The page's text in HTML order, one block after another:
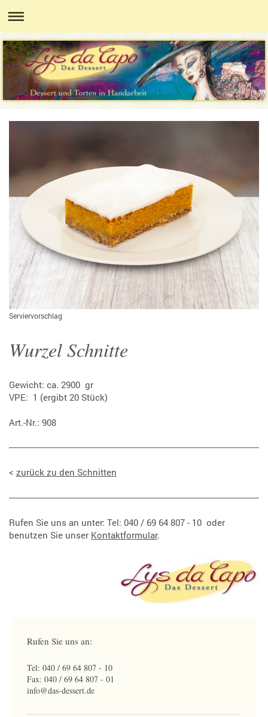
Serviervorschlag
Wurzel Schnitte
Gewicht: ca. 2900 gr
VPE: 1 (ergibt 20 Stück)
Art.-Nr.: 908
< zurück zu den Schnitten
Rufen Sie uns an unter: Tel: 040 / 69 64 807 - 10 oder
benutzen Sie unser Kontaktformular.
Rufen Sie uns an:
Tel: 040 / 69 64 807 - 10
Fax: 040 / 69 64 807 - 01
info@das-dessert.de